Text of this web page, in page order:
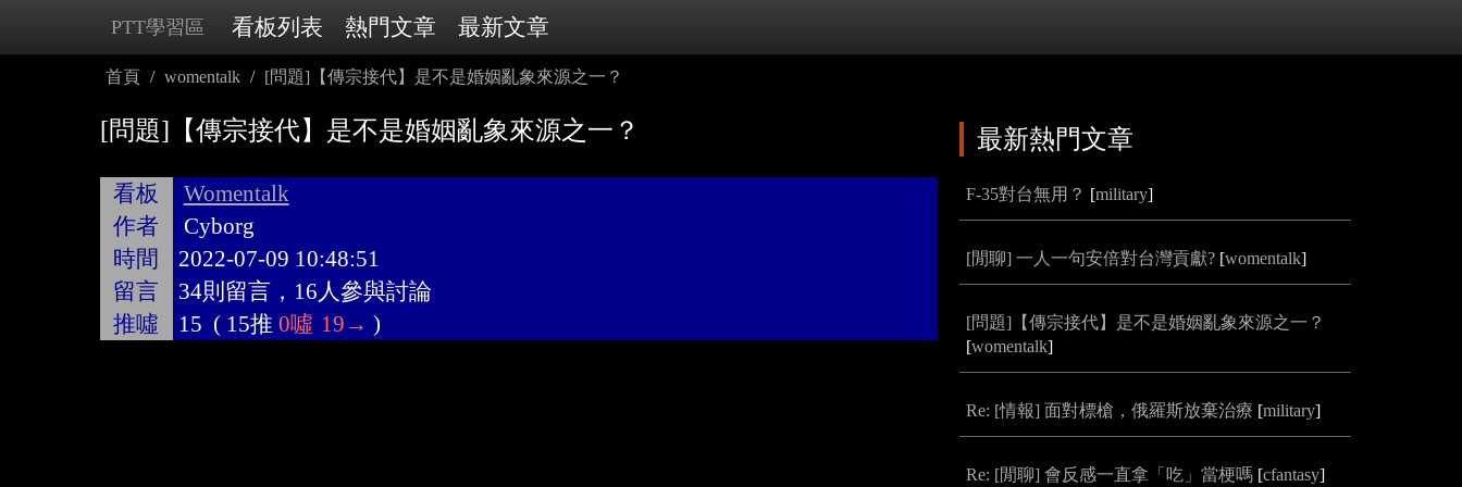
PTT學習區 看板列表 熱門文章 最新文章
首頁 womentalk [問題]【傳宗接代】是不是婚姻亂象來源之一？
[問題]【傳宗接代】是不是婚姻亂象來源之一？
看板
Womentalk
作者
Cyborg
時間
2022-07-09 10:48:51
留言
34則留言，16人參與討論
推噓
15 ( 15推 0噓 19→ )
最新熱門文章
F-35對台無用？ [military]
[閒聊] 一人一句安倍對台灣貢獻? [womentalk]
[問題]【傳宗接代】是不是婚姻亂象來源之一？
[womentalk]
Re: [情報] 面對標槍，俄羅斯放棄治療 [military]
Re: [閒聊] 會反感一直拿「吃」當梗嗎 [cfantasy]